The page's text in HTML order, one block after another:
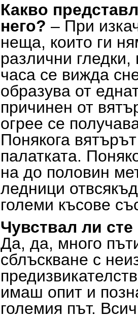
Какво
него? – При
неща, които ги
различни
часа се вижда
образува от
причинен от
огрее се
Понякога
палатката.
на до половин
ледници
големи късове
Чувствал ли
Да, да, много
сблъскване с
имаш опит и
големия път.